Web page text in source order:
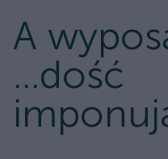
A
...dość